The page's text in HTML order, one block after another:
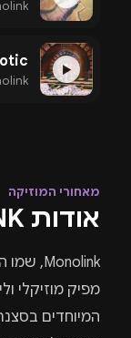
▶
מאחורי המוזיקה
אודות MONOLINK
מפיק מוזיקלי
המיוחדים